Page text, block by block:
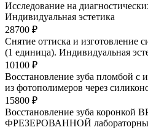
Исследование на
Индивидуальная эстетика
28700 ₽
Снятие оттиска и изготовление
(1 единица). Индивидуальная
10100 ₽
Восстановление зуба пломбой с
из фотополимеров через
15800 ₽
Восстановление зуба
ФРЕЗЕРОВАННОЙ